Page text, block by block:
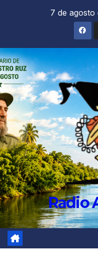
7 de agosto
Radio